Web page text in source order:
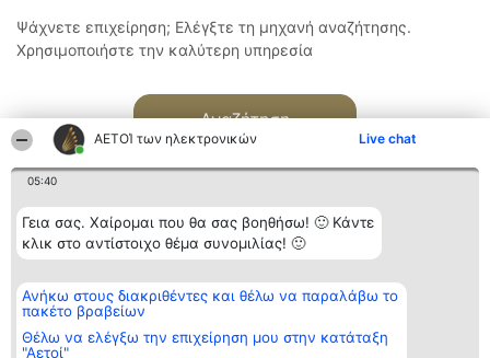
ΑΕΤΟΊ των ηλεκτρονικών Live chat
05:40
Γεια σας. Χαίρομαι που θα σας βοηθήσω! 🙂 Κάντε
κλικ στο αντίστοιχο θέμα συνομιλίας! 🙂
Ανήκω στους διακριθέντες και θέλω να παραλάβω το
πακέτο βραβείων
Θέλω να ελέγξω την επιχείρηση μου στην κατάταξη
"Αετοί"
Ψάχνετε επιχείρηση; Ελέγξτε τη μηχανή αναζήτησης.
Χρησιμοποιήστε την καλύτερη υπηρεσία
Αναζήτηση
Διοργανωτής της
κατάταξης
BEAUTIFUL COMPANY
ΤΗΛ. ΕΠΙΚΟΙΝΩΝΙΑΣ:
Κατάταξη
Διακριθέντες
των
διακριθέντων
Επικοινωνία
Επικοινωνία